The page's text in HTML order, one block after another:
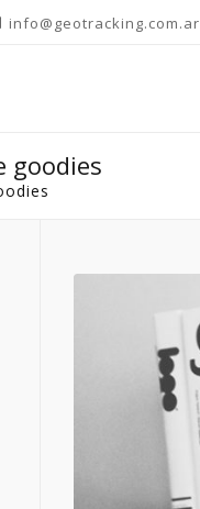
info@geotracking.com.ar
goodies